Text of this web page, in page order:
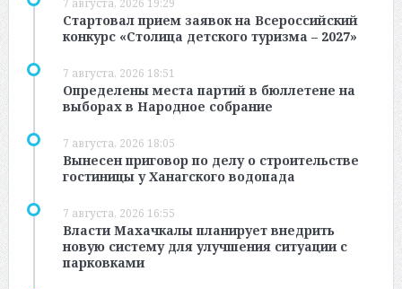
Стартовал прием заявок на Всероссийский
конкурс «Столица детского туризма – 2027»
7 августа, 2026 18:51
Определены места партий в бюллетене на
выборах в Народное собрание
7 августа, 2026 18:05
Вынесен приговор по делу о строительстве
гостиницы у Ханагского водопада
7 августа, 2026 16:55
Власти Махачкалы планирует внедрить
новую систему для улучшения ситуации с
парковками